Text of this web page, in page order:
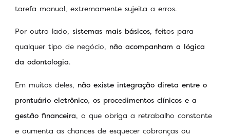
tarefa manual, extremamente sujeita a erros.
Por outro lado, sistemas mais básicos, feitos para
qualquer tipo de negócio, não acompanham a lógica
da odontologia.
Em muitos deles, não existe integração direta entre o
prontuário eletrônico, os procedimentos clínicos e a
gestão financeira, o que obriga a retrabalho constante
e aumenta as chances de esquecer cobranças ou